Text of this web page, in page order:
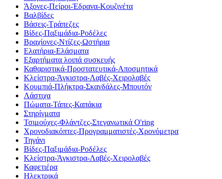
Άξονες-Πείροι-Έδρανα-Κουζινέτα
Βαλβίδες
Βάσεις-Τράπεζες
Βίδες-Παξιμάδια-Ροδέλες
Βραχίονες-Ντίζες-Ωστήρια
Ελατήρια-Ελάσματα
Εξαρτήματα λοιπά συσκευής
Καθαριστικά-Προστατευτικά-Αποσμητικά
Κλείστρα-Άγκιστρα-Λαβές-Χειρολαβές
Κουμπιά-Πλήκτρα-Σκανδάλες-Μπουτόν
Λάστιχα
Πώματα-Τάπες-Καπάκια
Στηρίγματα
Τσιμούχες-Φλάντζες-Στεγανωτικά O'ring
Χρονοδιακόπτες-Προγραμματιστές-Χρονόμετρα
Τηγάνι
Βίδες-Παξιμάδια-Ροδέλες
Κλείστρα-Άγκιστρα-Λαβές-Χειρολαβές
Καφετιέρα
Ηλεκτρικά